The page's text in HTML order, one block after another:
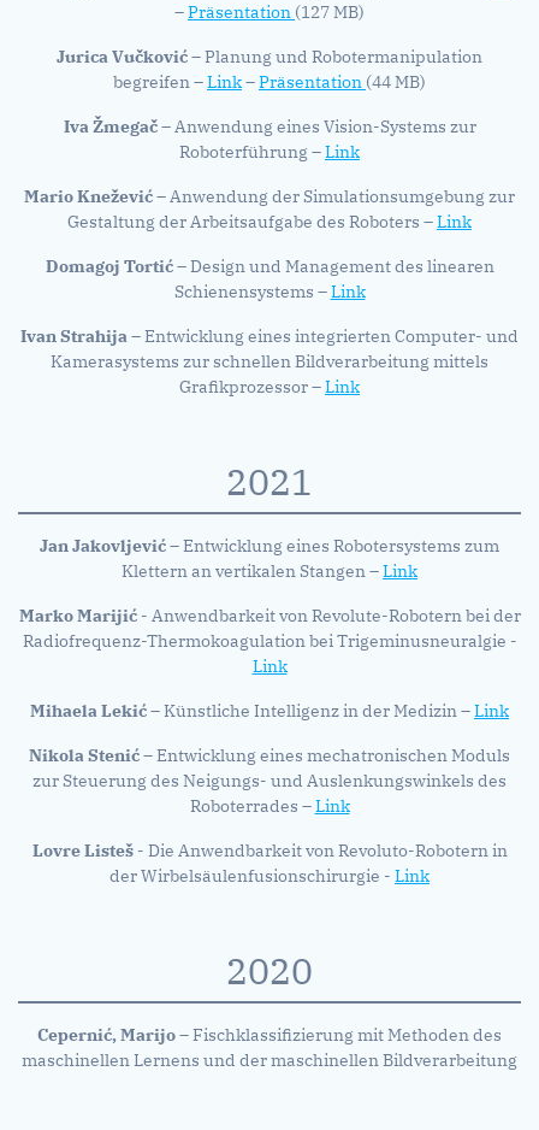
–Präsentation (127 MB)
Jurica Vučković– Planung und Robotermanipulation
begreifen –Link–Präsentation (44 MB)
Iva Žmegač– Anwendung eines Vision-Systems zur
Roboterführung –Link
Mario Knežević– Anwendung der Simulationsumgebung zur
Gestaltung der Arbeitsaufgabe des Roboters –Link
Domagoj Tortić– Design und Management des linearen
Schienensystems –Link
Ivan Strahija– Entwicklung eines integrierten Computer- und
Kamerasystems zur schnellen Bildverarbeitung mittels
Grafikprozessor –Link
2021
Jan Jakovljević– Entwicklung eines Robotersystems zum
Klettern an vertikalen Stangen –Link
Marko Marijić- Anwendbarkeit von Revolute-Robotern bei der
Radiofrequenz-Thermokoagulation bei Trigeminusneuralgie -
Link
Mihaela Lekić– Künstliche Intelligenz in der Medizin –Link
Nikola Stenić– Entwicklung eines mechatronischen Moduls
zur Steuerung des Neigungs- und Auslenkungswinkels des
Roboterrades –Link
Lovre Listeš - Die Anwendbarkeit von Revoluto-Robotern in
der Wirbelsäulenfusionschirurgie - Link
2020
Cepernić, Marijo– Fischklassifizierung mit Methoden des
maschinellen Lernens und der maschinellen Bildverarbeitung